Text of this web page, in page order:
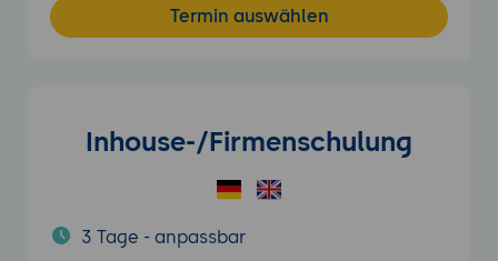
Termin auswählen
Inhouse-/Firmenschulung
3 Tage - anpassbar